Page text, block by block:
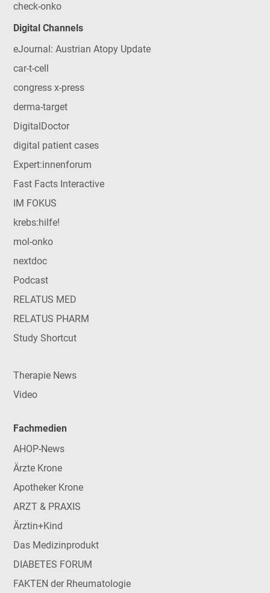
check-onko
Digital Channels
eJournal: Austrian Atopy Update
car-t-cell
congress x-press
derma-target
DigitalDoctor
digital patient cases
Expert:innenforum
Fast Facts Interactive
IM FOKUS
krebs:hilfe!
mol-onko
nextdoc
Podcast
RELATUS MED
RELATUS PHARM
Study Shortcut
Therapie News
Video
Fachmedien
AHOP-News
Ärzte Krone
Apotheker Krone
ARZT & PRAXIS
Ärztin+Kind
Das Medizinprodukt
DIABETES FORUM
FAKTEN der Rheumatologie